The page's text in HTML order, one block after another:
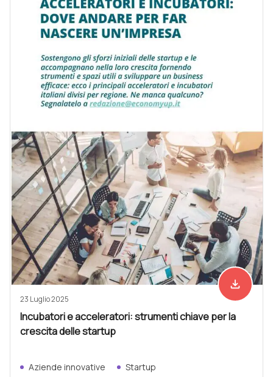
Scarica
file_download
23 Luglio 2025
Incubatori e acceleratori: strumenti chiave per la
crescita delle startup
Aziende innovative Startup